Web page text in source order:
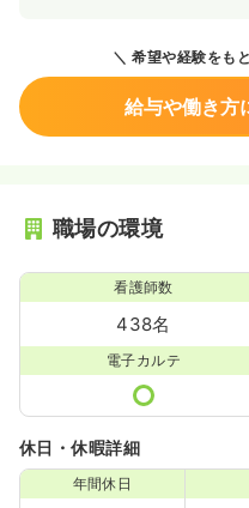
希望や経験をも
給与や働き方
職場の環境
看護師数
438名
電子カルテ
休日・休暇詳細
年間休日